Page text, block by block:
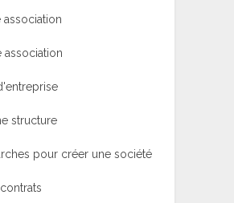
association
association
structure
pour créer une société